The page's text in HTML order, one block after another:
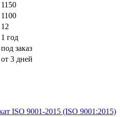
1150
1100
12
1 год
под заказ
от 3 дней
ISO 9001-2015 (ISO 9001:2015)